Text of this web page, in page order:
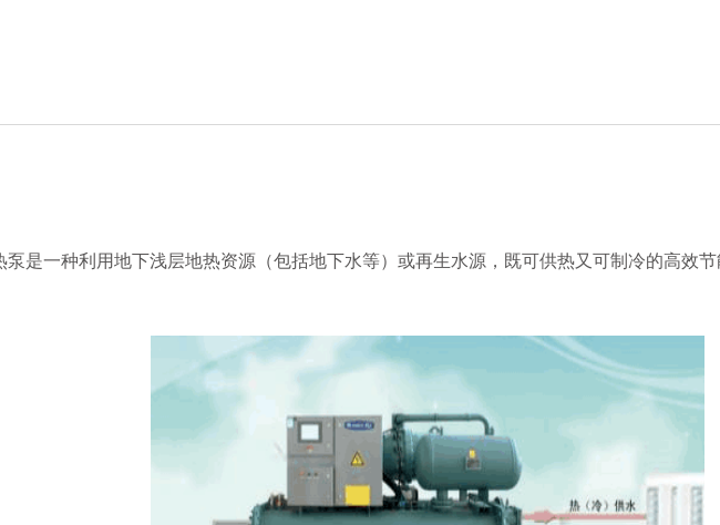
泵是一种利用地下浅层地热资源（包括地下水等）或再生水源，既可供热又可制冷的高效节